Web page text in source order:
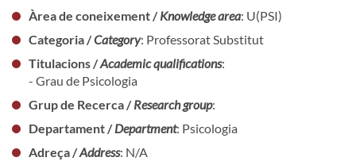
Àrea de coneixement /Knowledge area: U(PSI)
Categoria /Category: Professorat Substitut
Titulacions /Academic qualifications:
- Grau de Psicologia
Grup de Recerca /Research group:
Departament /Department: Psicologia
Adreça /Address: N/A